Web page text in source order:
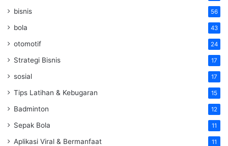
bisnis 56
bola 43
otomotif 24
Strategi Bisnis 17
sosial 17
Tips Latihan & Kebugaran 15
Badminton 12
Sepak Bola 11
Aplikasi Viral & Bermanfaat 11